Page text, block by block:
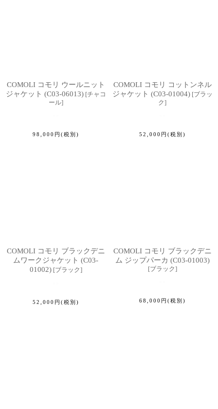
COMOLI コモリ ウールニット
ジャケット (C03-06013) [チャコ
ール]
98,000 円 (税別)
COMOLI コモリ コットンネル
ジャケット (C03-01004) [ブラッ
ク]
52,000 円 (税別)
COMOLI コモリ ブラックデニ
ムワークジャケット (C03-
01002) [ブラック]
52,000 円 (税別)
COMOLI コモリ ブラックデニ
ム ジップパーカ (C03-01003)
[ブラック]
68,000 円 (税別)